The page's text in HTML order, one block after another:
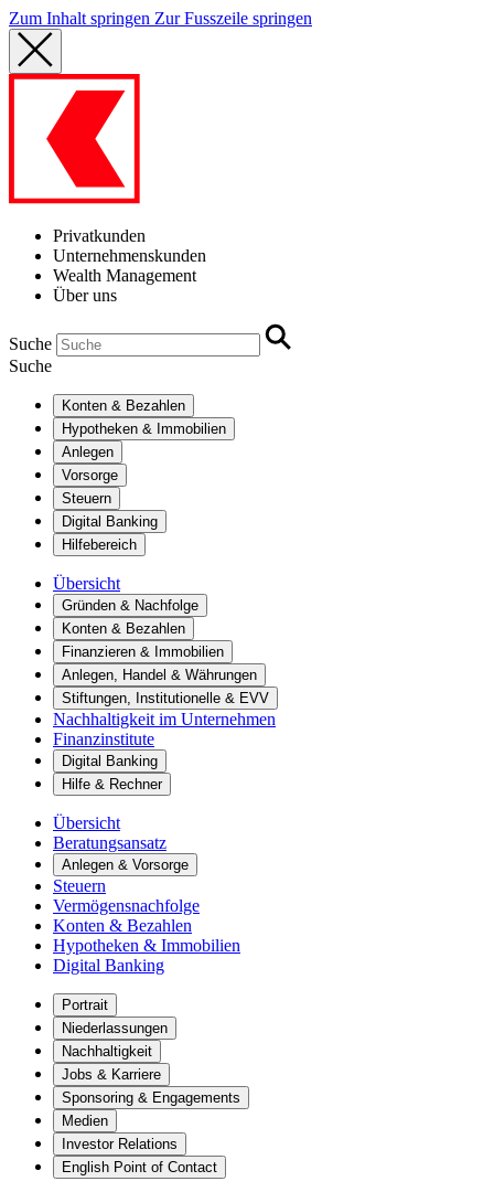
Zum Inhalt springen Zur Fusszeile springen
Privatkunden
Unternehmenskunden
Wealth Management
Über uns
Suche
Suche
Konten & Bezahlen
Hypotheken & Immobilien
Anlegen
Vorsorge
Steuern
Digital Banking
Hilfebereich
Übersicht
Gründen & Nachfolge
Konten & Bezahlen
Finanzieren & Immobilien
Anlegen, Handel & Währungen
Stiftungen, Institutionelle & EVV
Nachhaltigkeit im Unternehmen
Finanzinstitute
Digital Banking
Hilfe & Rechner
Übersicht
Beratungsansatz
Anlegen & Vorsorge
Steuern
Vermögensnachfolge
Konten & Bezahlen
Hypotheken & Immobilien
Digital Banking
Portrait
Niederlassungen
Nachhaltigkeit
Jobs & Karriere
Sponsoring & Engagements
Medien
Investor Relations
English Point of Contact